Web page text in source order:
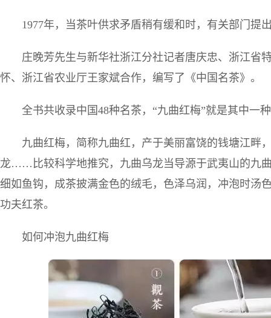
1977年，当茶叶供求矛盾稍有缓和时，有关部门提
庄晚芳先生与新华社浙江分社记者唐庆忠、浙江省
怀、浙江省农业厅王家斌合作，编写了《中国名茶》。
全书共收录中国48种名茶，“九曲红梅”就是其中一
九曲红梅，简称九曲红，产于美丽富饶的钱塘江畔
龙……比较科学地推究，九曲乌龙当导源于武夷山的九
细如鱼钩，成茶披满金色的绒毛，色泽乌润，冲泡时汤
功夫红茶。
如何冲泡九曲红梅